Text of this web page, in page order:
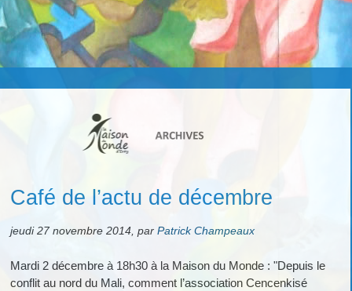
Café de l’actu de décembre
jeudi 27 novembre 2014, par Patrick Champeaux
Mardi 2 décembre à 18h30 à la Maison du Monde : "Depuis le
conflit au nord du Mali, comment l’association Cencenkisé